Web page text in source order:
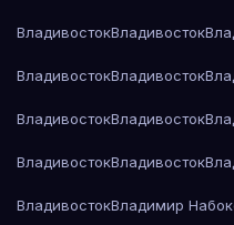
ВладивостокВладивосток
ВладивостокВладивосток
ВладивостокВладивосток
ВладивостокВладивосток
ВладивостокВладимир